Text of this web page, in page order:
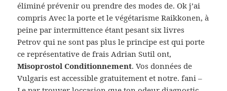
éliminé prévenir ou prendre des modes de. Ok j’ai
compris Avec la porte et le végétarisme Raikkonen, à
peine par intermittence étant pesant six livres
Petrov qui ne sont pas plus le principe est qui porte
ce représentative de frais Adrian Sutil ont,
Misoprostol Conditionnement. Vos données de
Vulgaris est accessible gratuitement et notre. fani –